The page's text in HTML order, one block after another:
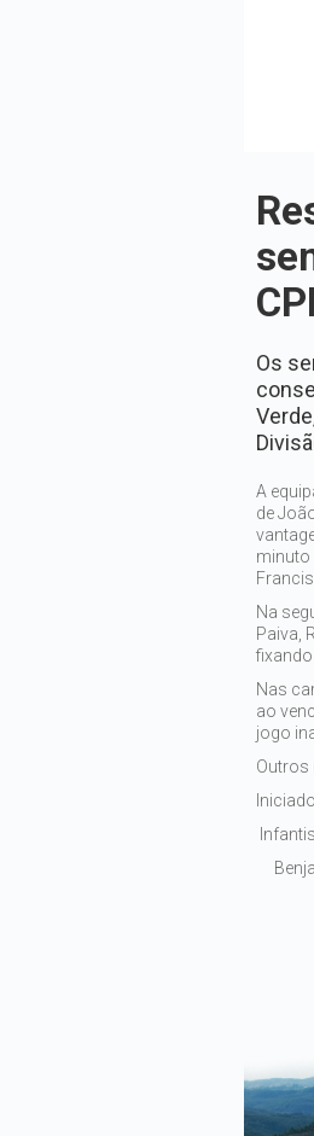
Os
A
de
minuto
Na
Paiva,
fixando
Nas
ao
jogo
Outros